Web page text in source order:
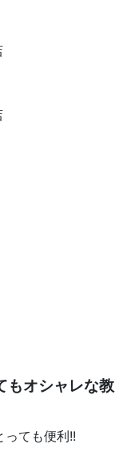
もオシャレな教
っても便利!!